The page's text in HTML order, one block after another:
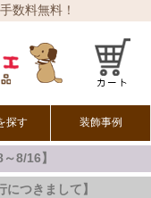
数料無料！
探す 装飾事例
8/16】
につきまして】